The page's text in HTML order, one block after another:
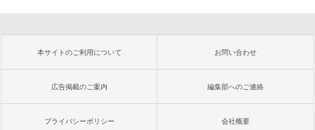
本サイトのご利用について お問い合わせ
広告掲載のご案内 編集部へのご連絡
プライバシーポリシー 会社概要